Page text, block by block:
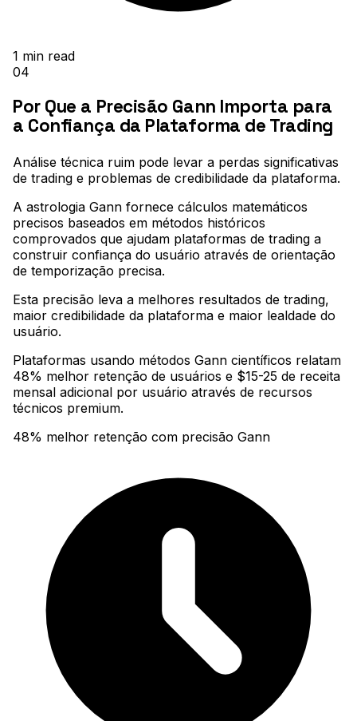
1 min read
04
Por Que a Precisão Gann Importa para
a Confiança da Plataforma de Trading
Análise técnica ruim pode levar a perdas significativas
de trading e problemas de credibilidade da plataforma.
A astrologia Gann fornece cálculos matemáticos
precisos baseados em métodos históricos
comprovados que ajudam plataformas de trading a
construir confiança do usuário através de orientação
de temporização precisa.
Esta precisão leva a melhores resultados de trading,
maior credibilidade da plataforma e maior lealdade do
usuário.
Plataformas usando métodos Gann científicos relatam
48% melhor retenção de usuários e $15-25 de receita
mensal adicional por usuário através de recursos
técnicos premium.
48% melhor retenção com precisão Gann